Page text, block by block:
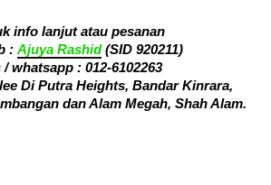
info lanjut atau pesanan
: Ajuya Rashid (SID 920211)
/ whatsapp : 012-6102263
Di Putra Heights, Bandar Kinrara,
dan Alam Megah, Shah Alam.